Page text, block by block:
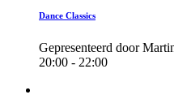
Dance Classics
Gepresenteerd door
20:00 - 22:00